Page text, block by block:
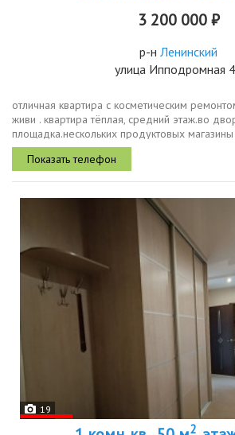
3 200 000 ₽
р-н Ленинский
улица Ипподромная
отличная квартира с косметическим
живи . квартира тёплая, средний этаж.во
площадка.нескольких продуктовых
красноебелое и магнит.звоните ,
.срочно
19
2